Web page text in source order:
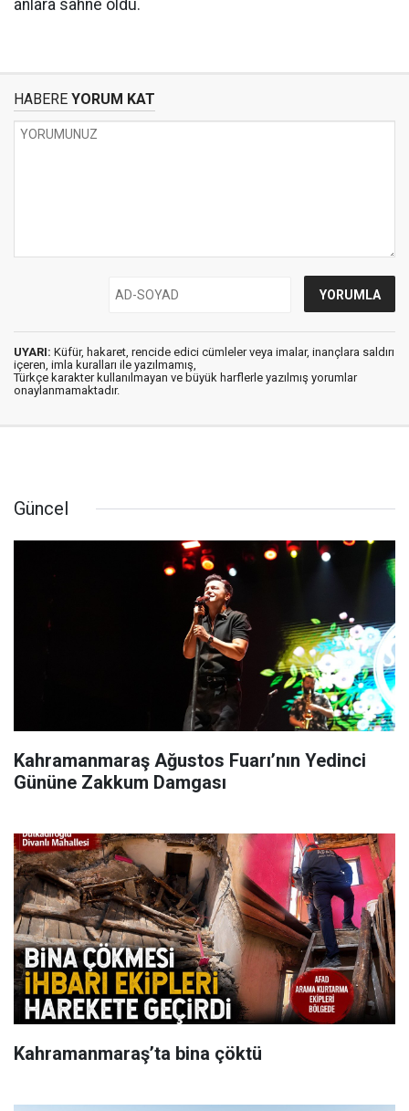
anlara sahne oldu.
HABERE YORUM KAT
UYARI: Küfür, hakaret, rencide edici cümleler veya imalar, inançlara saldırı
içeren, imla kuralları ile yazılmamış,
Türkçe karakter kullanılmayan ve büyük harflerle yazılmış yorumlar
onaylanmamaktadır.
Güncel
Kahramanmaraş Ağustos Fuarı’nın Yedinci
Gününe Zakkum Damgası
Kahramanmaraş’ta bina çöktü